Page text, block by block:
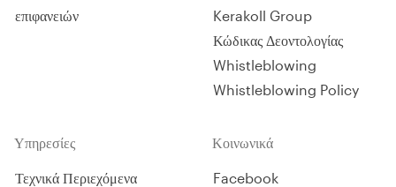
επιφανειών
Kerakoll Group
Κώδικας Δεοντολογίας
Whistleblowing
Whistleblowing Policy
Υπηρεσίες
Τεχνικά Περιεχόμενα
Κοινωνικά
Facebook